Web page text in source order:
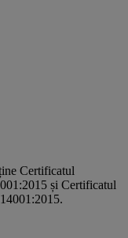
Certificatul
și Certificatul